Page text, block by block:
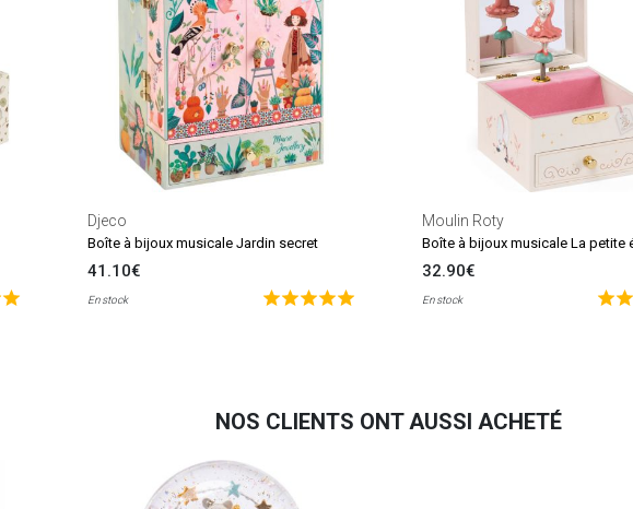
Djeco
Boîte à bijoux musicale Jardin secret
41.10€
En stock
Moulin Roty
32.90€
En stock
NOS CLIENTS ONT AUSSI ACHETÉ